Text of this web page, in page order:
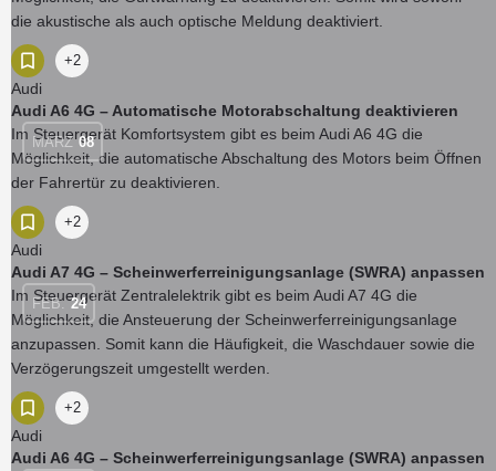
die akustische als auch optische Meldung deaktiviert.
Audi
+2
MÄRZ 08
Audi A6 4G – Automatische Motorabschaltung deaktivieren
Im Steuergerät Komfortsystem gibt es beim Audi A6 4G die
Möglichkeit, die automatische Abschaltung des Motors beim Öffnen
der Fahrertür zu deaktivieren.
Audi
+2
FEB. 24
Audi A7 4G – Scheinwerferreinigungsanlage (SWRA) anpassen
Im Steuergerät Zentralelektrik gibt es beim Audi A7 4G die
Möglichkeit, die Ansteuerung der Scheinwerferreinigungsanlage
anzupassen. Somit kann die Häufigkeit, die Waschdauer sowie die
Verzögerungszeit umgestellt werden.
Audi
+2
Audi A6 4G – Scheinwerferreinigungsanlage (SWRA) anpassen